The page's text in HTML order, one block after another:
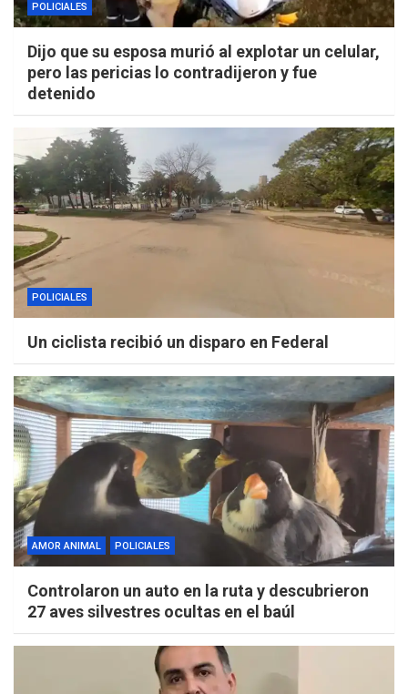
POLICIALES
Dijo que su esposa murió al explotar un celular,
pero las pericias lo contradijeron y fue
detenido
POLICIALES
Un ciclista recibió un disparo en Federal
AMOR ANIMAL POLICIALES
Controlaron un auto en la ruta y descubrieron
27 aves silvestres ocultas en el baúl